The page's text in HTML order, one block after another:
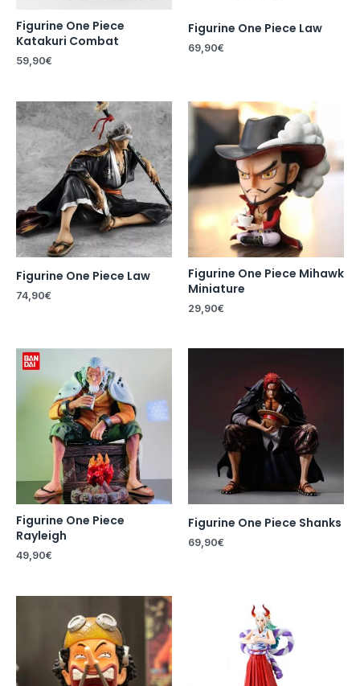
Figurine One Piece
Katakuri Combat
59,90€
Figurine One Piece Law
69,90€
Figurine One Piece Law
74,90€
Figurine One Piece Mihawk
Miniature
29,90€
Figurine One Piece
Rayleigh
49,90€
Figurine One Piece Shanks
69,90€